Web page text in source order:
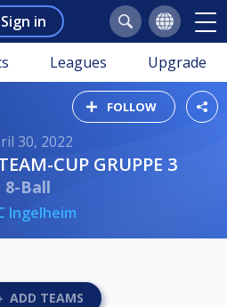
Sign in
Leagues Upgrade
FOLLOW
30, 2022
CUP GRUPPE 3
8-Ball
Ingelheim
ADD TEAMS